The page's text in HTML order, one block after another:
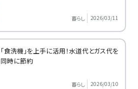
暮らし 2026/03/11
「食洗機」を上手に活用！水道代とガス代を
同時に節約
暮らし 2026/03/10